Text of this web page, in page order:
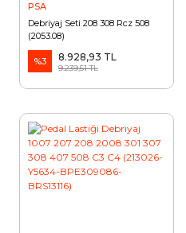
PSA
Debriyaj Seti 208 308 Rcz 508
(2053.08)
%3 8.928,93 TL
9.239,51 TL